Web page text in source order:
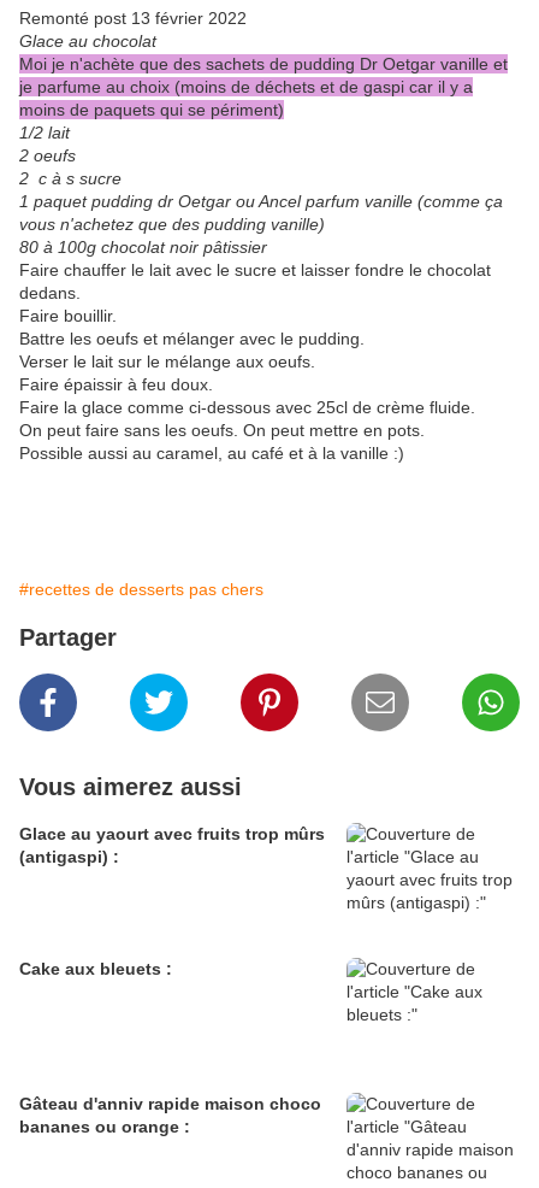
Remonté post 13 février 2022
Glace au chocolat
Moi je n'achète que des sachets de pudding Dr Oetgar vanille et
je parfume au choix (moins de déchets et de gaspi car il y a
moins de paquets qui se périment)
1/2 lait
2 oeufs
2 c à s sucre
1 paquet pudding dr Oetgar ou Ancel parfum vanille (comme ça
vous n'achetez que des pudding vanille)
80 à 100g chocolat noir pâtissier
Faire chauffer le lait avec le sucre et laisser fondre le chocolat
dedans.
Faire bouillir.
Battre les oeufs et mélanger avec le pudding.
Verser le lait sur le mélange aux oeufs.
Faire épaissir à feu doux.
Faire la glace comme ci-dessous avec 25cl de crème fluide.
On peut faire sans les oeufs. On peut mettre en pots.
Possible aussi au caramel, au café et à la vanille :)
#recettes de desserts pas chers
Partager
Vous aimerez aussi
Glace au yaourt avec fruits trop mûrs
(antigaspi) :
Cake aux bleuets :
Gâteau d'anniv rapide maison choco
bananes ou orange :